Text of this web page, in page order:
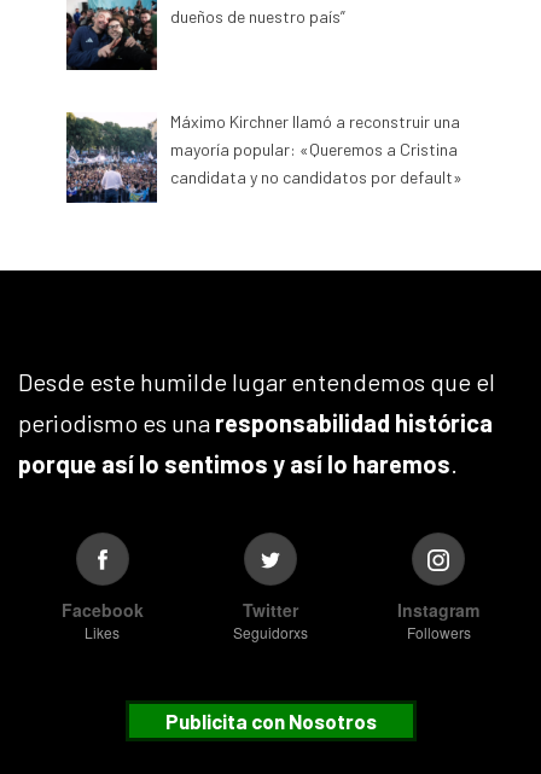
dueños de nuestro país”
Máximo Kirchner llamó a reconstruir una
mayoría popular: «Queremos a Cristina
candidata y no candidatos por default»
Desde este humilde lugar entendemos que el
periodismo es una responsabilidad histórica
porque así lo sentimos y así lo haremos.
Facebook
Likes
Twitter
Seguidorxs
Instagram
Followers
Publicita con Nosotros